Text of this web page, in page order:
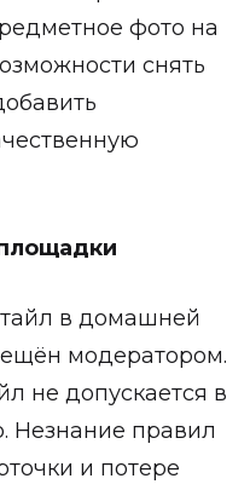
фото на
снять
в домашней
модератором.
не допускается в
Незнание правил
и потере